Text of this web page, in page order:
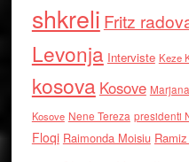
shkreli Fritz
Levonja Interviste Keze
kosova Kosove
Kosove Nene Tereza presidenti
Floqi Raimonda Moisiu